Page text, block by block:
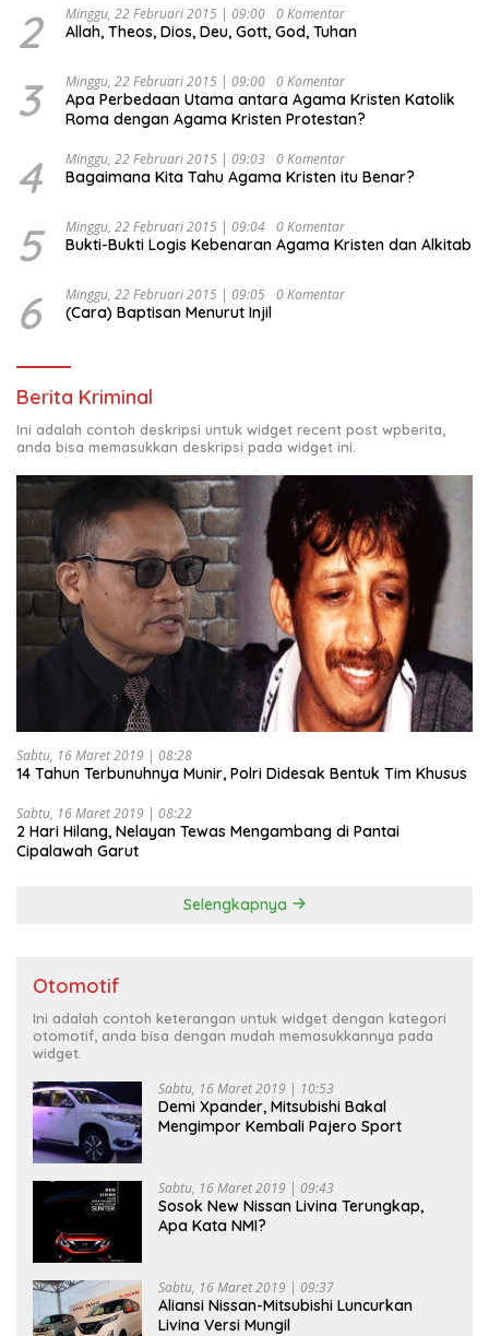
Ekonomi Politik Indonesia) & Simposium Nasional
“Urgensi Undang-Undang Perekonomian Nasional dan
Indonesia Emas 2045”,
2 Minggu, 22 Februari 2015 | 09:00 0 Komentar
Allah, Theos, Dios, Deu, Gott, God, Tuhan
3 Minggu, 22 Februari 2015 | 09:00 0 Komentar
Apa Perbedaan Utama antara Agama Kristen Katolik
Roma dengan Agama Kristen Protestan?
4 Minggu, 22 Februari 2015 | 09:03 0 Komentar
Bagaimana Kita Tahu Agama Kristen itu Benar?
5 Minggu, 22 Februari 2015 | 09:04 0 Komentar
Bukti-Bukti Logis Kebenaran Agama Kristen dan Alkitab
6 Minggu, 22 Februari 2015 | 09:05 0 Komentar
(Cara) Baptisan Menurut Injil
Berita Kriminal
Ini adalah contoh deskripsi untuk widget recent post wpberita,
anda bisa memasukkan deskripsi pada widget ini.
Sabtu, 16 Maret 2019 | 08:28
14 Tahun Terbunuhnya Munir, Polri Didesak Bentuk Tim Khusus
Sabtu, 16 Maret 2019 | 08:22
2 Hari Hilang, Nelayan Tewas Mengambang di Pantai
Cipalawah Garut
Selengkapnya
Otomotif
Ini adalah contoh keterangan untuk widget dengan kategori
otomotif, anda bisa dengan mudah memasukkannya pada
widget.
Sabtu, 16 Maret 2019 | 10:53
Demi Xpander, Mitsubishi Bakal
Mengimpor Kembali Pajero Sport
Sabtu, 16 Maret 2019 | 09:43
Sosok New Nissan Livina Terungkap,
Apa Kata NMI?
Sabtu, 16 Maret 2019 | 09:37
Aliansi Nissan-Mitsubishi Luncurkan
Livina Versi Mungil